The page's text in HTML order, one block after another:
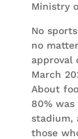
Ministry
No
no
approval
March
About
80%
stadium,
those